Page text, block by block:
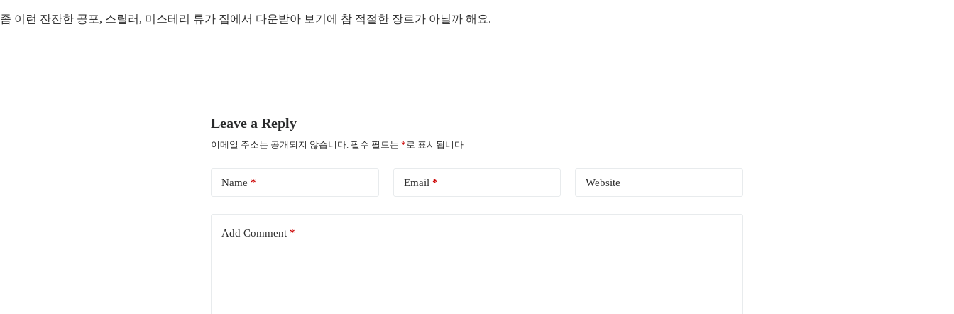
좀 이런 잔잔한 공포, 스릴러, 미스테리 류가 집에서 다운받아 보기에 참 적절한 장르가 아닐까 해요.
Leave a Reply
이메일 주소는 공개되지 않습니다. 필수 필드는 *로 표시됩니다
Name * Email * Website
Add Comment *